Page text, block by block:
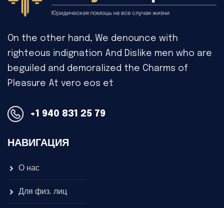
On the other hand, We denounce with
righteous indignation And Dislike men who are
beguiled and demoralized the Charms of
Pleasure At vero eos et
+1 940 831 25 79
НАВИГАЦИЯ
О нас
Для физ. лиц